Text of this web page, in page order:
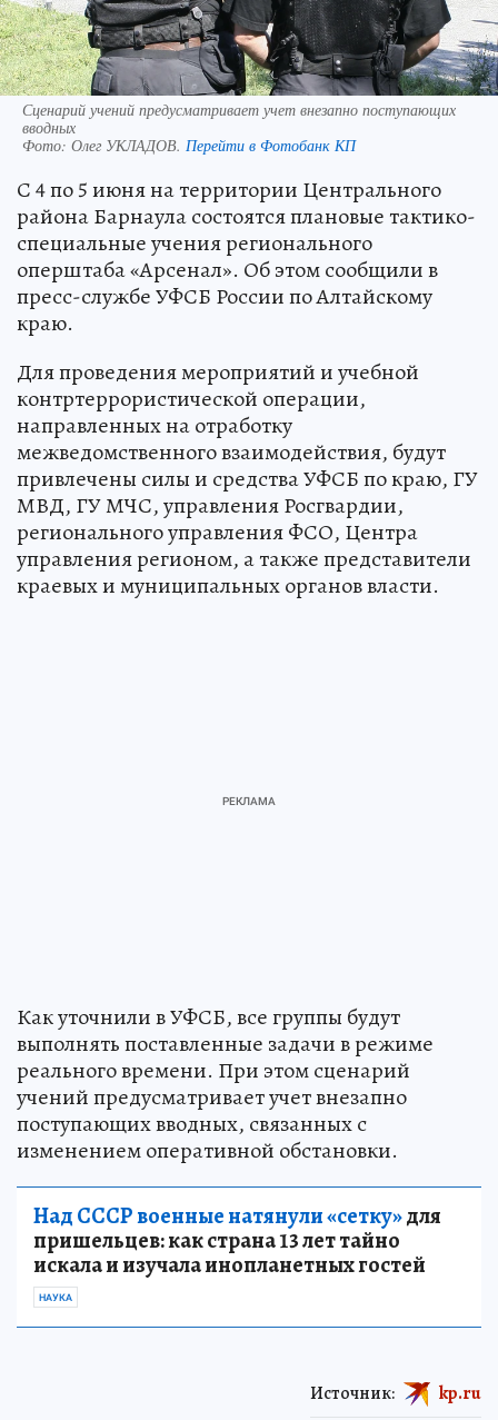
Сценарий учений предусматривает учет внезапно поступающих
вводных
Фото: Олег УКЛАДОВ. Перейти в Фотобанк КП
С 4 по 5 июня на территории Центрального
района Барнаула состоятся плановые тактико-
специальные учения регионального
оперштаба «Арсенал». Об этом сообщили в
пресс-службе УФСБ России по Алтайскому
краю.
Для проведения мероприятий и учебной
контртеррористической операции,
направленных на отработку
межведомственного взаимодействия, будут
привлечены силы и средства УФСБ по краю, ГУ
МВД, ГУ МЧС, управления Росгвардии,
регионального управления ФСО, Центра
управления регионом, а также представители
краевых и муниципальных органов власти.
Как уточнили в УФСБ, все группы будут
выполнять поставленные задачи в режиме
реального времени. При этом сценарий
учений предусматривает учет внезапно
поступающих вводных, связанных с
изменением оперативной обстановки.
Над СССР военные натянули «сетку»для
пришельцев: как страна 13 лет тайно
искала и изучала инопланетных гостей
НАУКА
Источник: kp.ru